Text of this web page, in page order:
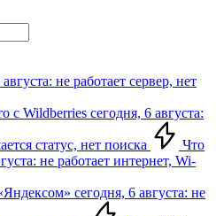
не работает сервер, нет
с Wildberries сегодня, 6 августа:
статус, нет поиска
Что
не работает интернет, Wi-
сегодня, 6 августа: не